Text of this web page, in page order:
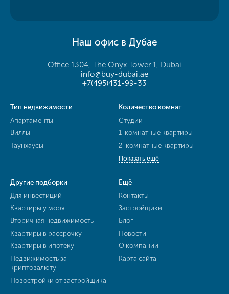
Наш офис в Дубае
Office 1304, The Onyx Tower 1, Dubai
info@buy-dubai.ae
+7(495)431-99-33
Тип недвижимости
Апартаменты
Виллы
Таунхаусы
Количество комнат
Студии
1-комнатные квартиры
2-комнатные квартиры
Показать ещё
Другие подборки
Для инвестиций
Квартиры у моря
Вторичная недвижимость
Квартиры в рассрочку
Квартиры в ипотеку
Недвижимость за
криптовалюту
Новостройки от застройщика
Ещё
Контакты
Застройщики
Блог
Новости
О компании
Карта сайта